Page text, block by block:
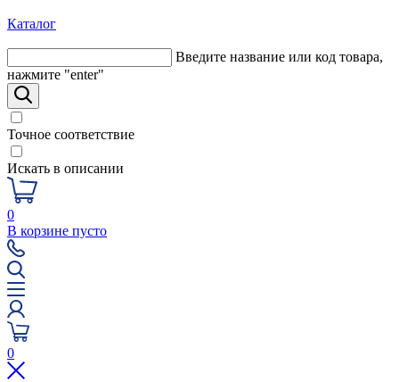
Каталог
Введите название или код товара,
нажмите "enter"
Точное соответствие
Искать в описании
0
В корзине пусто
0